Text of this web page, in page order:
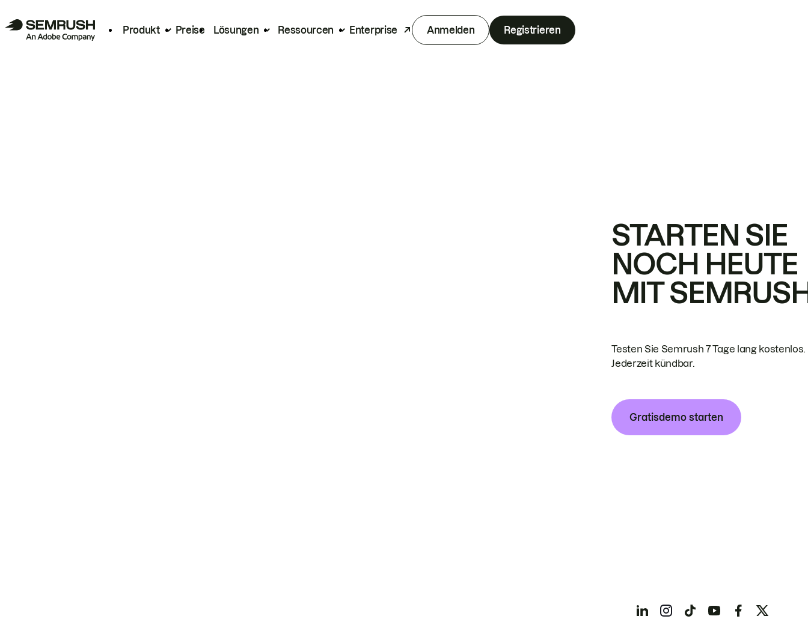
Produkt Preise Lösungen Ressourcen Enterprise Anmelden Registrieren
STARTEN SIE
NOCH HEUTE
MIT
Testen Sie Semrush 7 Tage lang kostenlos.
Jederzeit kündbar.
Gratisdemo starten